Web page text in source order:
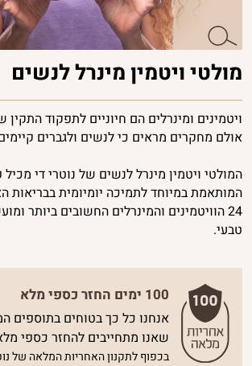
ויטמינים
ומינרלים
פורמולות
ביוטי
גברים
מולטי ויטמין מינרל לנשים
ויטמינים ומינרלים הם חיוניים לתפקוד
אולם מחקרים מראים כי לנשים ולגברים
המולטי ויטמין מינרל לנשים של נוטרי די
המותאמת במיוחד לתמיכה יומיומית
24 הוויטמינים והמינרלים החשובים ביותר
טבעי.
100 ימים החזר כספי מלא
אנחנו כל כך בטוחים בתוספים
שאנו מתחייבים להחזר כספי מלא תוך
בכפוף לתקנון האחריות המלאה של